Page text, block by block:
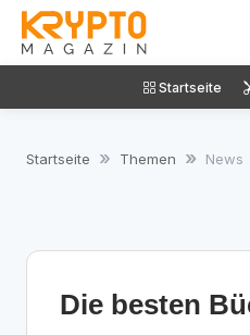
Startseite
Startseite Themen News
Die besten